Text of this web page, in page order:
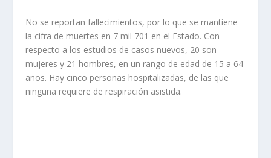
No se reportan fallecimientos, por lo que se mantiene
la cifra de muertes en 7 mil 701 en el Estado. Con
respecto a los estudios de casos nuevos, 20 son
mujeres y 21 hombres, en un rango de edad de 15 a 64
años. Hay cinco personas hospitalizadas, de las que
ninguna requiere de respiración asistida.